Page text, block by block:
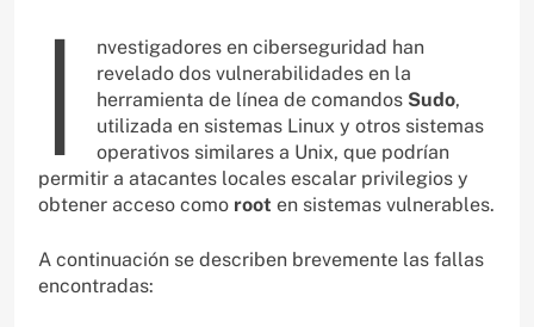
I
nvestigadores en ciberseguridad han
revelado dos vulnerabilidades en la
herramienta de línea de comandos Sudo,
utilizada en sistemas Linux y otros sistemas
operativos similares a Unix, que podrían
permitir a atacantes locales escalar privilegios y
obtener acceso como root en sistemas vulnerables.
A continuación se describen brevemente las fallas
encontradas: